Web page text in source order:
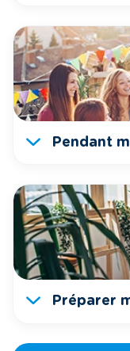
Pendant
Préparer